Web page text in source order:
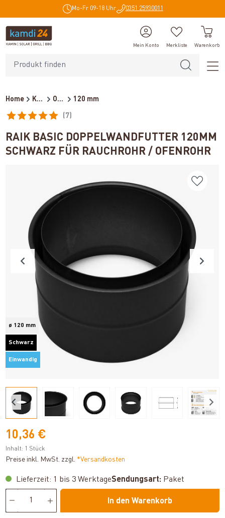
Mo-Fr 09-18 Uhr 0351 25930011
Mein Konto Merkliste Warenkorb
Home Kaminzubehör Ofenrohre für Holzöfen 120 mm
(7)
RAIK BASIC DOPPELWANDFUTTER 120MM
SCHWARZ FÜR RAUCHROHR / OFENROHR
ø 120 mm
Schwarz
Einwandig
10,36 €
Inhalt: 1 Stück
Preise inkl. MwSt. zzgl. *Versandkosten
Lieferzeit: 1 bis 3 WerktageSendungsart: Paket
In den Warenkorb